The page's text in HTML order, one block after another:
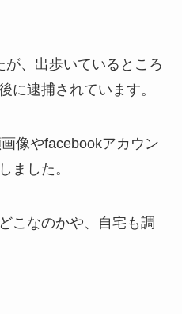
、出歩いているところ
に逮捕されています。
像やfacebookアカウン
ました。
こなのかや、自宅も調